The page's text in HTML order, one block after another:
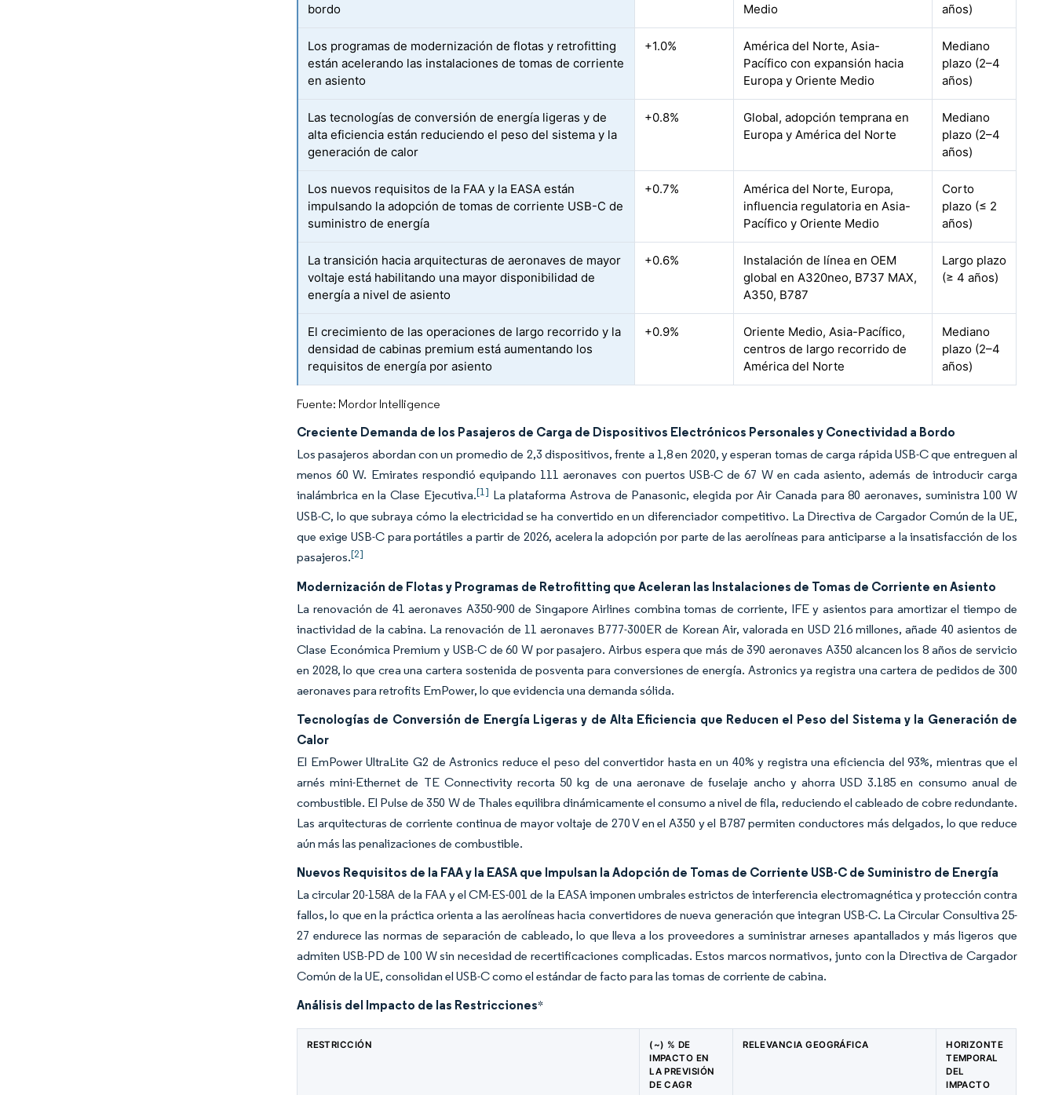
bordo
Medio
años)
Los programas de modernización de flotas y retrofitting
están acelerando las instalaciones de tomas de corriente
en asiento
+1.0%
América del Norte, Asia-
Pacífico con expansión hacia
Europa y Oriente Medio
Mediano
plazo (2–4
años)
Las tecnologías de conversión de energía ligeras y de
alta eficiencia están reduciendo el peso del sistema y la
generación de calor
+0.8%
Global, adopción temprana en
Europa y América del Norte
Mediano
plazo (2–4
años)
Los nuevos requisitos de la FAA y la EASA están
impulsando la adopción de tomas de corriente USB-C de
suministro de energía
+0.7%
América del Norte, Europa,
influencia regulatoria en Asia-
Pacífico y Oriente Medio
Corto
plazo (≤ 2
años)
La transición hacia arquitecturas de aeronaves de mayor
voltaje está habilitando una mayor disponibilidad de
energía a nivel de asiento
+0.6%
Instalación de línea en OEM
global en A320neo, B737 MAX,
A350, B787
Largo plazo
(≥ 4 años)
El crecimiento de las operaciones de largo recorrido y la
densidad de cabinas premium está aumentando los
requisitos de energía por asiento
+0.9%
Oriente Medio, Asia-Pacífico,
centros de largo recorrido de
América del Norte
Mediano
plazo (2–4
años)
Fuente: Mordor Intelligence
Creciente Demanda de los Pasajeros de Carga de Dispositivos Electrónicos Personales y Conectividad a Bordo
Los pasajeros abordan con un promedio de 2,3 dispositivos, frente a 1,8 en 2020, y esperan tomas de carga rápida USB-C que entreguen al
menos 60 W. Emirates respondió equipando 111 aeronaves con puertos USB-C de 67 W en cada asiento, además de introducir carga
inalámbrica en la Clase Ejecutiva.[1] La plataforma Astrova de Panasonic, elegida por Air Canada para 80 aeronaves, suministra 100 W
USB-C, lo que subraya cómo la electricidad se ha convertido en un diferenciador competitivo. La Directiva de Cargador Común de la UE,
que exige USB-C para portátiles a partir de 2026, acelera la adopción por parte de las aerolíneas para anticiparse a la insatisfacción de los
pasajeros.[2]
Modernización de Flotas y Programas de Retrofitting que Aceleran las Instalaciones de Tomas de Corriente en Asiento
La renovación de 41 aeronaves A350-900 de Singapore Airlines combina tomas de corriente, IFE y asientos para amortizar el tiempo de
inactividad de la cabina. La renovación de 11 aeronaves B777-300ER de Korean Air, valorada en USD 216 millones, añade 40 asientos de
Clase Económica Premium y USB-C de 60 W por pasajero. Airbus espera que más de 390 aeronaves A350 alcancen los 8 años de servicio
en 2028, lo que crea una cartera sostenida de posventa para conversiones de energía. Astronics ya registra una cartera de pedidos de 300
aeronaves para retrofits EmPower, lo que evidencia una demanda sólida.
Tecnologías de Conversión de Energía Ligeras y de Alta Eficiencia que Reducen el Peso del Sistema y la Generación de
Calor
El EmPower UltraLite G2 de Astronics reduce el peso del convertidor hasta en un 40% y registra una eficiencia del 93%, mientras que el
arnés mini-Ethernet de TE Connectivity recorta 50 kg de una aeronave de fuselaje ancho y ahorra USD 3.185 en consumo anual de
combustible. El Pulse de 350 W de Thales equilibra dinámicamente el consumo a nivel de fila, reduciendo el cableado de cobre redundante.
Las arquitecturas de corriente continua de mayor voltaje de 270 V en el A350 y el B787 permiten conductores más delgados, lo que reduce
aún más las penalizaciones de combustible.
Nuevos Requisitos de la FAA y la EASA que Impulsan la Adopción de Tomas de Corriente USB-C de Suministro de Energía
La circular 20-158A de la FAA y el CM-ES-001 de la EASA imponen umbrales estrictos de interferencia electromagnética y protección contra
fallos, lo que en la práctica orienta a las aerolíneas hacia convertidores de nueva generación que integran USB-C. La Circular Consultiva 25-
27 endurece las normas de separación de cableado, lo que lleva a los proveedores a suministrar arneses apantallados y más ligeros que
admiten USB-PD de 100 W sin necesidad de recertificaciones complicadas. Estos marcos normativos, junto con la Directiva de Cargador
Común de la UE, consolidan el USB-C como el estándar de facto para las tomas de corriente de cabina.
Análisis del Impacto de las Restricciones*
RESTRICCIÓN
(~) % DE
IMPACTO EN
LA PREVISIÓN
DE CAGR
RELEVANCIA GEOGRÁFICA
HORIZONTE
TEMPORAL
DEL
IMPACTO